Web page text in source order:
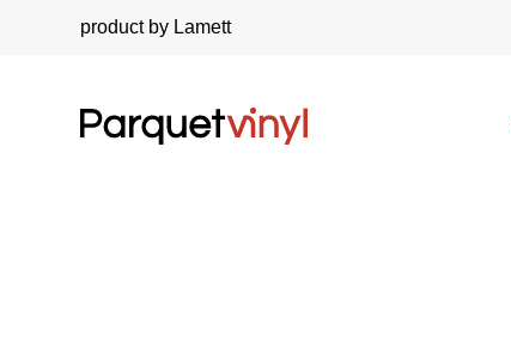
product by Lamett